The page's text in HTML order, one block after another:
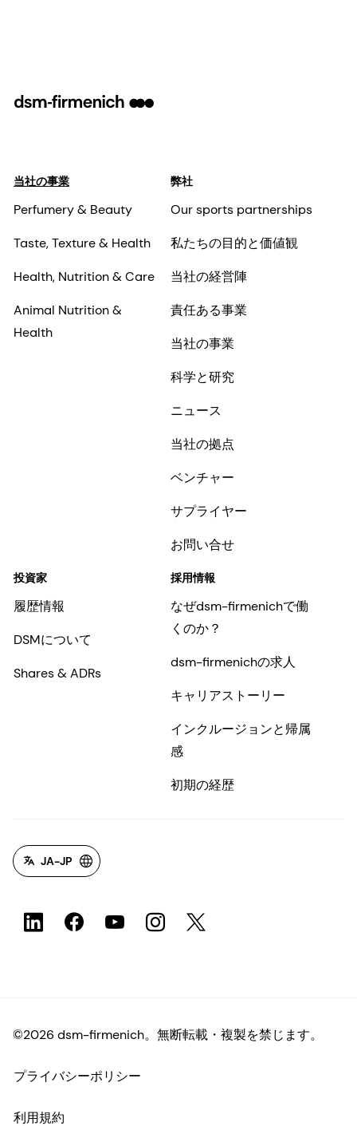
当社の事業
Perfumery & Beauty
Taste, Texture & Health
Health, Nutrition & Care
Animal Nutrition &
Health
弊社
Our sports partnerships
私たちの目的と価値観
当社の経営陣
責任ある事業
当社の事業
科学と研究
ニュース
当社の拠点
ベンチャー
サプライヤー
お問い合せ
投資家
履歴情報
DSMについて
Shares & ADRs
採用情報
なぜdsm-firmenichで働
くのか？
dsm-firmenichの求人
キャリアストーリー
インクルージョンと帰属
感
初期の経歴
JA-JP
©2026 dsm-firmenich。無断転載・複製を禁じます。
プライバシーポリシー
利用規約